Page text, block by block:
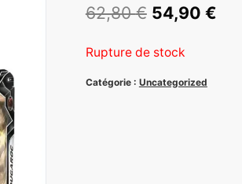
62,80€ Le
était :
54,90 €Le
Rupture de stock
Catégorie : Uncategorized